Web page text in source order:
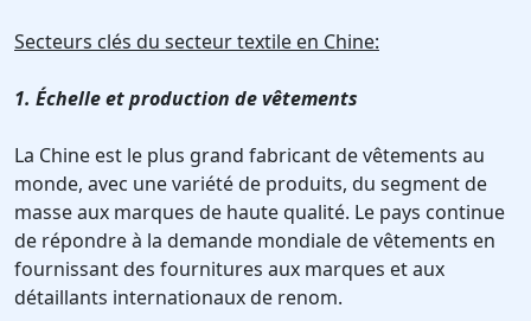
Secteurs clés du secteur textile en Chine:
1. Échelle et production de vêtements
La Chine est le plus grand fabricant de vêtements au
monde, avec une variété de produits, du segment de
masse aux marques de haute qualité. Le pays continue
de répondre à la demande mondiale de vêtements en
fournissant des fournitures aux marques et aux
détaillants internationaux de renom.